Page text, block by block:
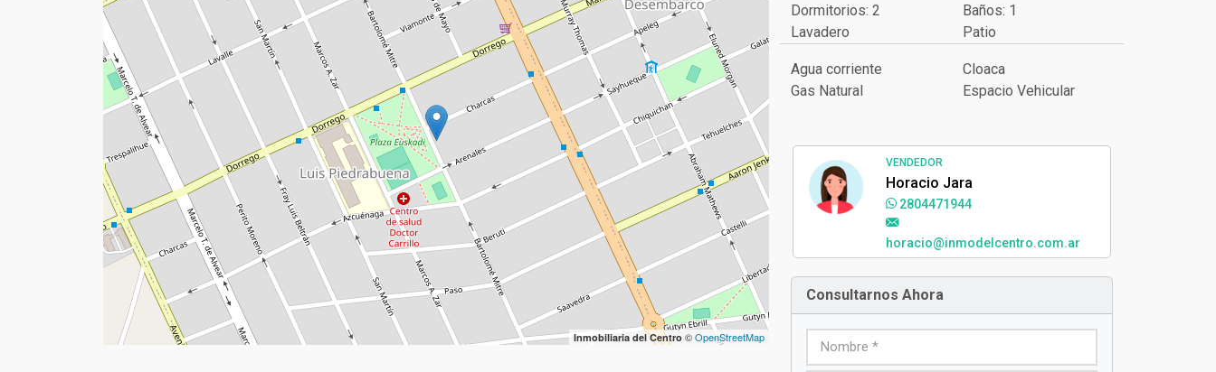
MITRE 2138, P. Madryn - Zona Sur
+
-
CARACTERÍSTICAS
Medidas del terreno
(frente y fondo): 10X30
Dormitorios: 2
Lavadero
Patio
Agua corriente